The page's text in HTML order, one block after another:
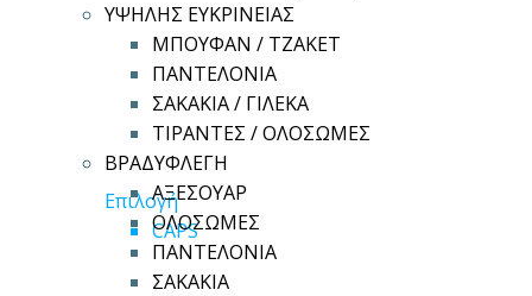
ΥΨΗΛΗΣ ΕΥΚΡΙΝΕΙΑΣ
ΜΠΟΥΦΑΝ / ΤΖΑΚΕΤ
ΠΑΝΤΕΛΟΝΙΑ
ΣΑΚΑΚΙΑ / ΓΙΛΕΚΑ
ΤΙΡΑΝΤΕΣ / ΟΛΟΣΩΜΕΣ
ΒΡΑΔΥΦΛΕΓΗ
ΑΞΕΣΟΥΑΡ
ΟΛΟΣΩΜΕΣ
ΠΑΝΤΕΛΟΝΙΑ
ΣΑΚΑΚΙΑ
ΕπιλογήΑυτό
το
προϊόν
έχει
CAPS